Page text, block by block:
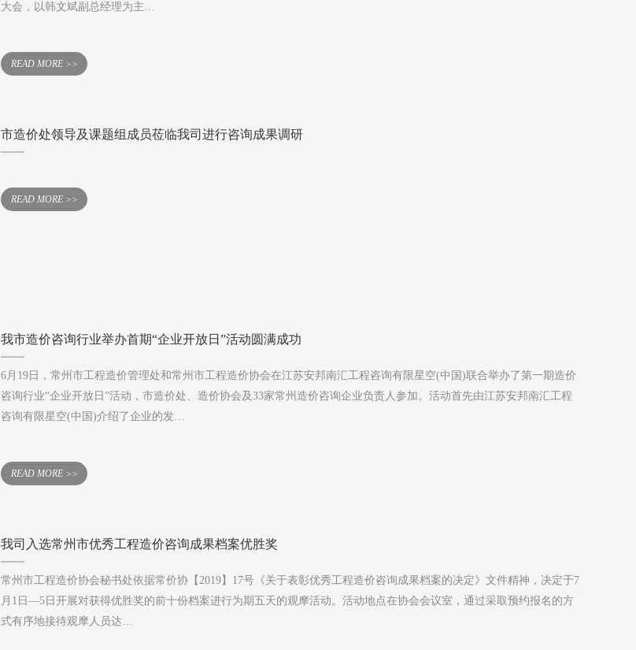
大会，以韩文斌副总经理为主…
READ MORE >>
市造价处领导及课题组成员莅临我司进行咨询成果调研
READ MORE >>
我市造价咨询行业举办首期“企业开放日”活动圆满成功
6月19日，常州市工程造价管理处和常州市工程造价协会在江苏安邦南汇工程咨询有限星空(中国)联合举办了第一期造价
咨询行业“企业开放日”活动，市造价处、造价协会及33家常州造价咨询企业负责人参加。活动首先由江苏安邦南汇工程
咨询有限星空(中国)介绍了企业的发…
READ MORE >>
我司入选常州市优秀工程造价咨询成果档案优胜奖
常州市工程造价协会秘书处依据常价协【2019】17号《关于表彰优秀工程造价咨询成果档案的决定》文件精神，决定于7
月1日—5日开展对获得优胜奖的前十份档案进行为期五天的观摩活动。活动地点在协会会议室，通过采取预约报名的方
式有序地接待观摩人员达…